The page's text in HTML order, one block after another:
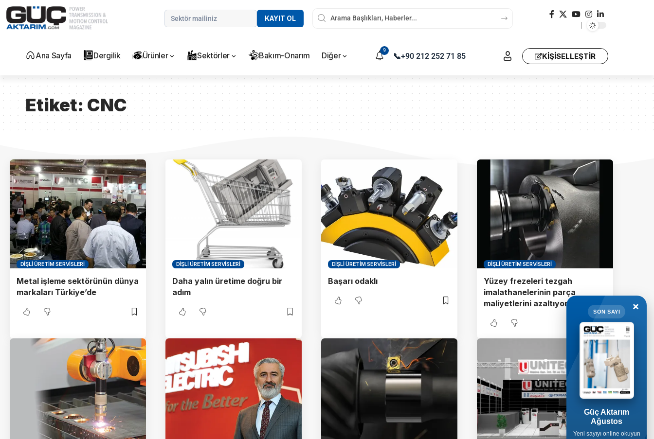
KAYIT OL
Ana Sayfa Dergilik Ürünler Sektörler Bakım-Onarım Diğer
9
📞+90 212 252 71 85 KIŞISELLEŞTIR
Etiket:CNC
DIŞLI ÜRETIM SERVISLERI
Metal işleme sektörünün dünya
markaları Türkiye’de
DIŞLI ÜRETIM SERVISLERI
Daha yalın üretime doğru bir
adım
DIŞLI ÜRETIM SERVISLERI
Başarı odaklı
DIŞLI ÜRETIM SERVISLERI
Yüzey frezeleri tezgah
imalathanelerinin parça
maliyetlerini azaltıyor
×
SON SAYI
Güç Aktarım
Ağustos
Yeni sayıyı online okuyun